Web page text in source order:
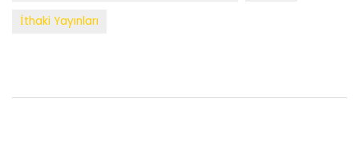
İthaki Yayınları